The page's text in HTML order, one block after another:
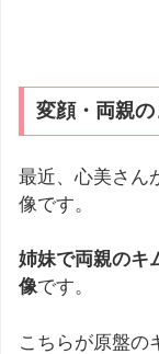
変顔・両親
最近、心美さん
像です。
姉妹で両親のキ
像です。
こちらが原盤の